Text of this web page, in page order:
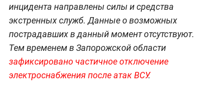
инцидента направлены силы и средства
экстренных служб. Данные о возможных
пострадавших в данный момент отсутствуют.
Тем временем в Запорожской области
зафиксировано частичное отключение
электроснабжения после атак ВСУ.